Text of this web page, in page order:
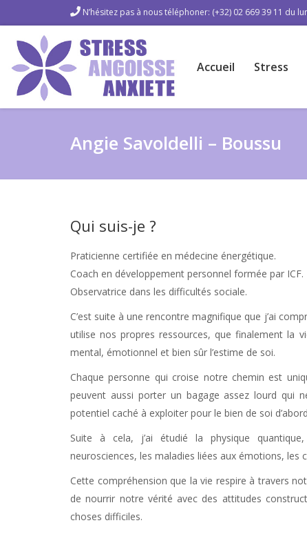
N’hésitez pas à nous téléphoner: (+32) 02 669 39 11 du
Accueil Stress
Angie Savoldelli – Boussu
Qui suis-je ?
Praticienne certifiée en médecine énergétique.
Coach en développement personnel formée par ICF.
Observatrice dans les difficultés sociale.
C’est suite à une rencontre magnifique que j’ai
utilise nos propres ressources, que finalement la
mental, émotionnel et bien sûr l’estime de soi.
Chaque personne qui croise notre chemin est
peuvent aussi porter un bagage assez lourd qui
potentiel caché à exploiter pour le bien de soi
Suite à cela, j’ai étudié la physique
neurosciences, les maladies liées aux émotions,
Cette compréhension que la vie respire à travers
de nourrir notre vérité avec des attitudes
choses difficiles.